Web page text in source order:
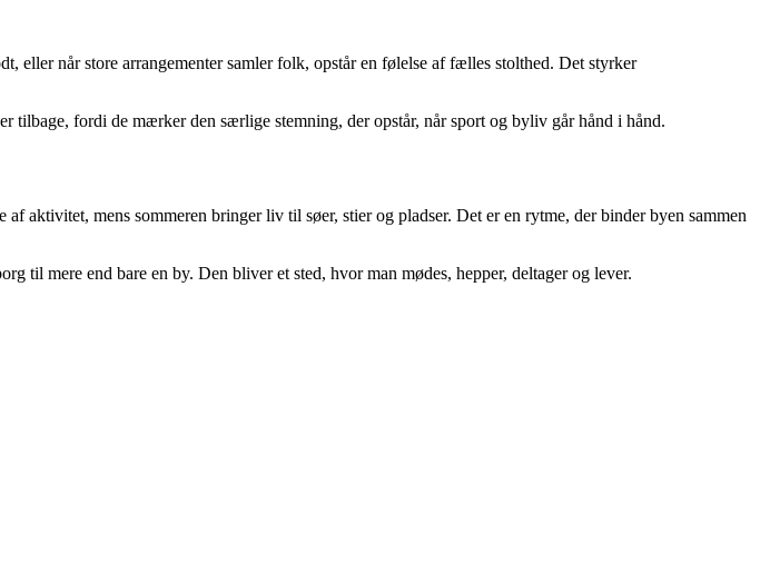
eller når store arrangementer samler folk, opstår en følelse af fælles stolthed. Det styrker
tilbage, fordi de mærker den særlige stemning, der opstår, når sport og byliv går hånd i hånd.
aktivitet, mens sommeren bringer liv til søer, stier og pladser. Det er en rytme, der binder byen sammen
til mere end bare en by. Den bliver et sted, hvor man mødes, hepper, deltager og lever.